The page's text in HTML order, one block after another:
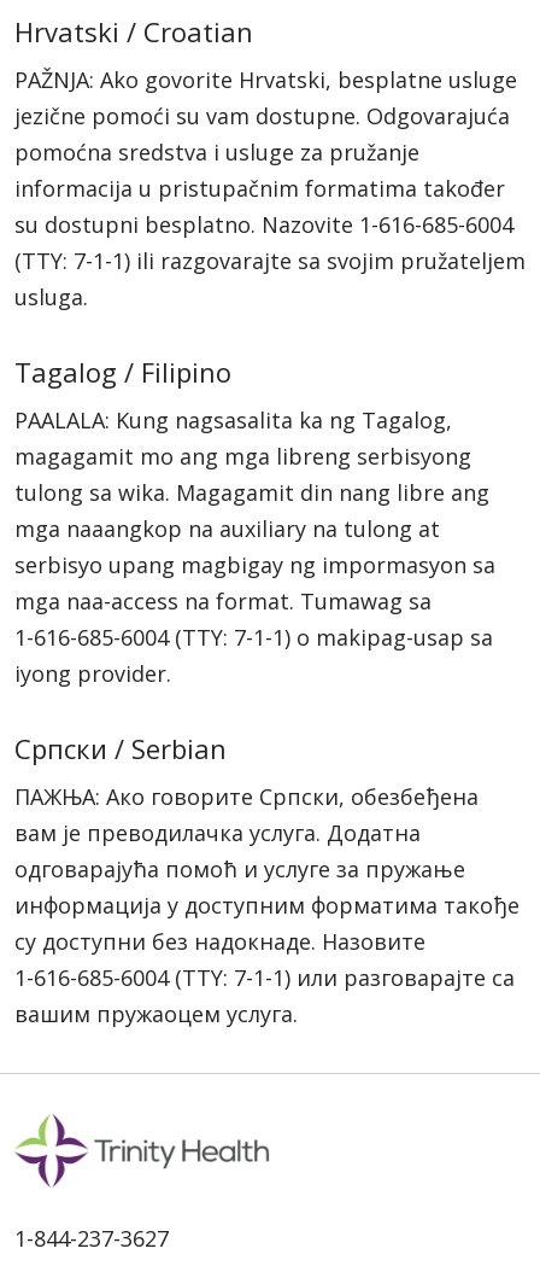
Hrvatski / Croatian
PAŽNJA: Ako govorite Hrvatski, besplatne usluge
jezične pomoći su vam dostupne. Odgovarajuća
pomoćna sredstva i usluge za pružanje
informacija u pristupačnim formatima također
su dostupni besplatno. Nazovite 1-616-685-6004
(TTY: 7-1-1) ili razgovarajte sa svojim pružateljem
usluga.
Tagalog / Filipino
PAALALA: Kung nagsasalita ka ng Tagalog,
magagamit mo ang mga libreng serbisyong
tulong sa wika. Magagamit din nang libre ang
mga naaangkop na auxiliary na tulong at
serbisyo upang magbigay ng impormasyon sa
mga naa-access na format. Tumawag sa
1-616-685-6004 (TTY: 7-1-1) o makipag-usap sa
iyong provider.
Cрпски / Serbian
ПАЖЊА: Ако говорите Cрпски, обезбеђена
вам је преводилачка услуга. Додатна
одговарајућа помоћ и услуге за пружање
информација у доступним форматима такође
су доступни без надокнаде. Назовите
1-616-685-6004 (TTY: 7-1-1) или разговарајте са
вашим пружаоцем услуга.
1-844-237-3627